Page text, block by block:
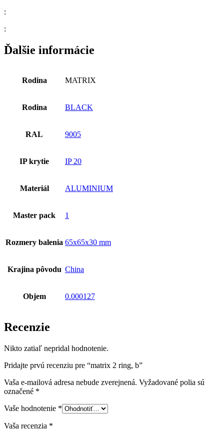
:
:
Ďalšie informácie
Rodina MATRIX
Rodina BLACK
RAL 9005
IP krytie IP 20
Materiál ALUMINIUM
Master pack 1
Rozmery balenia 65x65x30 mm
Krajina pôvodu China
Objem 0.000127
Recenzie
Nikto zatiaľ nepridal hodnotenie.
Pridajte prvú recenziu pre “matrix 2 ring, b”
Vaša e-mailová adresa nebude zverejnená. Vyžadované polia sú
označené *
Vaše hodnotenie *
Vaša recenzia *